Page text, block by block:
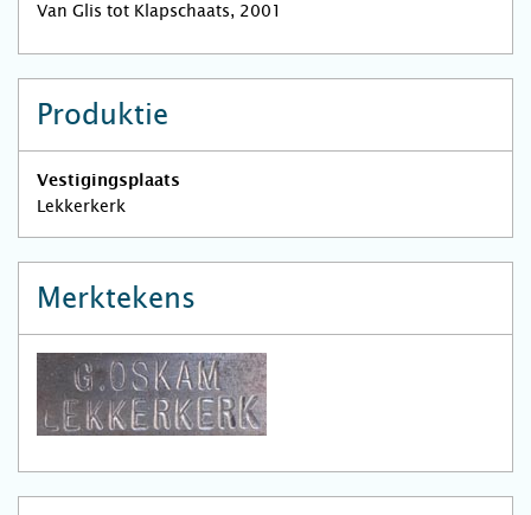
Van Glis tot Klapschaats, 2001
Produktie
Vestigingsplaats
Lekkerkerk
Merktekens